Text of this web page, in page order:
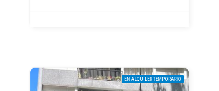
EN ALQUILER TEMPORARIO